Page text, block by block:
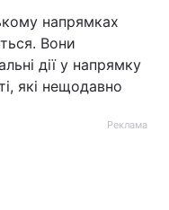
напрямках
Вони
дії у напрямку
які нещодавно
Реклама